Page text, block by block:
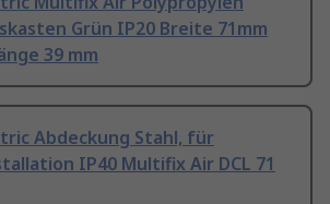
Grün IP20 Breite 71mm
39 mm
Abdeckung Stahl, für
IP40 Multifix Air DCL 71